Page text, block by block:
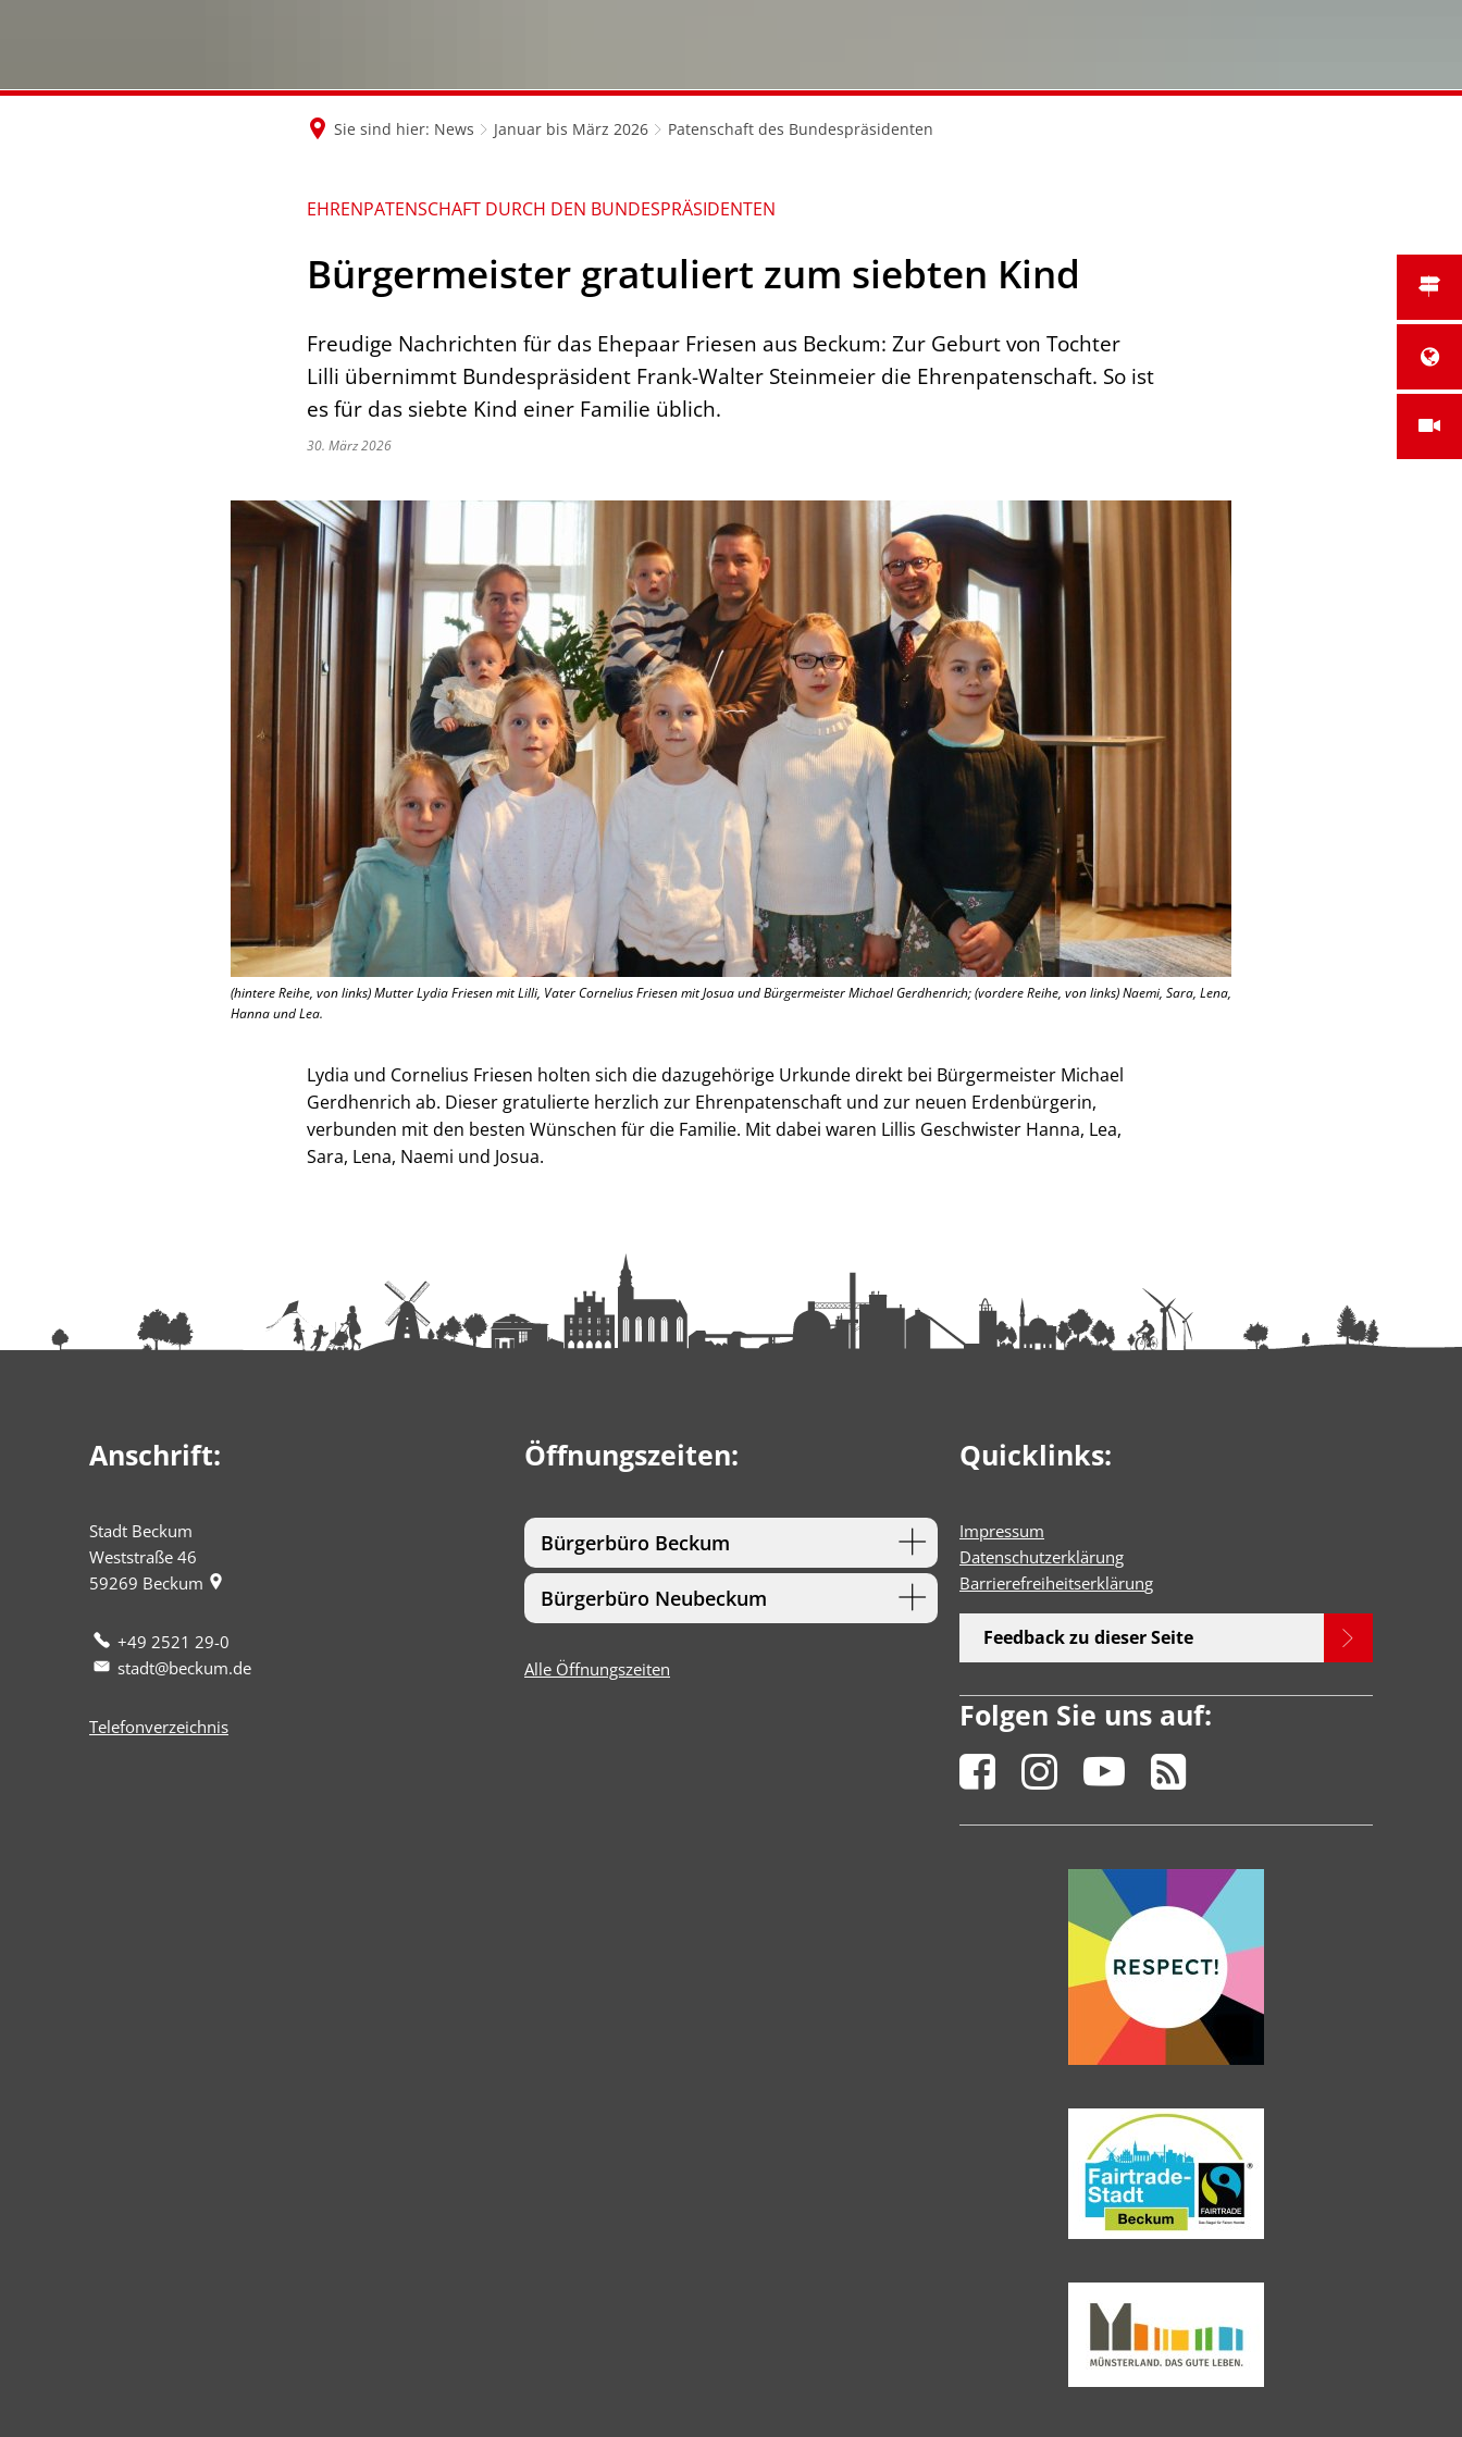
Sie sind hier: News Januar bis März 2026 Patenschaft des Bundespräsidenten
EHRENPATENSCHAFT DURCH DEN BUNDESPRÄSIDENTEN
Bürgermeister gratuliert zum siebten Kind
Freudige Nachrichten für das Ehepaar Friesen aus Beckum: Zur Geburt von Tochter
Lilli übernimmt Bundespräsident Frank-Walter Steinmeier die Ehrenpatenschaft. So ist
es für das siebte Kind einer Familie üblich.
30. März 2026
(hintere Reihe, von links) Mutter Lydia Friesen mit Lilli, Vater Cornelius Friesen mit Josua und Bürgermeister Michael Gerdhenrich; (vordere Reihe, von links) Naemi, Sara, Lena,
Hanna und Lea.
Lydia und Cornelius Friesen holten sich die dazugehörige Urkunde direkt bei Bürgermeister Michael
Gerdhenrich ab. Dieser gratulierte herzlich zur Ehrenpatenschaft und zur neuen Erdenbürgerin,
verbunden mit den besten Wünschen für die Familie. Mit dabei waren Lillis Geschwister Hanna, Lea,
Sara, Lena, Naemi und Josua.
Anschrift:
Stadt Beckum
Weststraße 46
59269 Beckum
+49 2521 29-0
stadt@beckum.de
Telefonverzeichnis
Öffnungszeiten:
Bürgerbüro Beckum
Bürgerbüro Neubeckum
Alle Öffnungszeiten
Quicklinks:
Impressum
Datenschutzerklärung
Barrierefreiheitserklärung
Feedback zu dieser Seite
Folgen Sie uns auf: